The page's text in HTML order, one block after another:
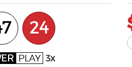
24
PLAY 3x